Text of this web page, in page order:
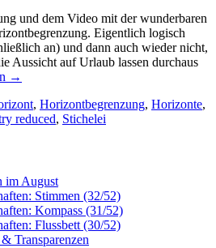
und dem Video mit der wunderbaren
Eigentlich logisch
an) und dann auch wieder nicht,
Aussicht auf Urlaub lassen durchaus
→
, Horizontbegrenzung, Horizonte,
reduced, Stichelei
im August
Stimmen (32/52)
Kompass (31/52)
Flussbett (30/52)
Transparenzen